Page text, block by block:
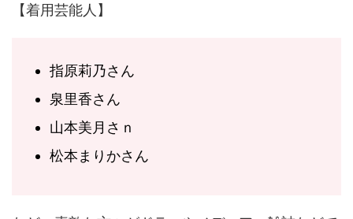
【着用芸能人】
指原莉乃さん
泉里香さん
山本美月さｎ
松本まりかさん